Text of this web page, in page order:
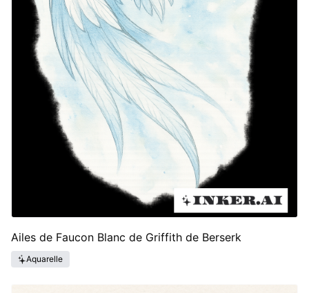
Ailes de Faucon Blanc de Griffith de Berserk
Aquarelle